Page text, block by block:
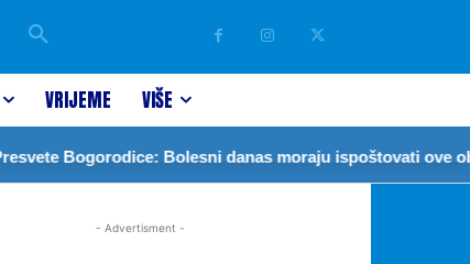
VRIJEME VIŠE
Bogorodice: Bolesni danas moraju ispoštovati ove
- Advertisment -